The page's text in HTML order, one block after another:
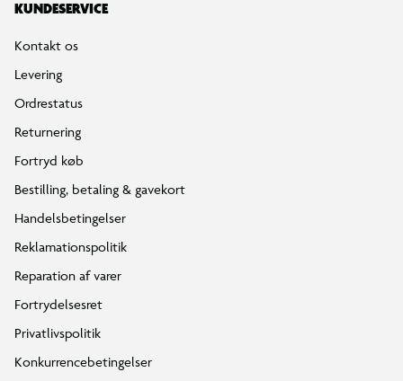
KUNDESERVICE
Kontakt os
Levering
Ordrestatus
Returnering
Fortryd køb
Bestilling, betaling & gavekort
Handelsbetingelser
Reklamationspolitik
Reparation af varer
Fortrydelsesret
Privatlivspolitik
Konkurrencebetingelser